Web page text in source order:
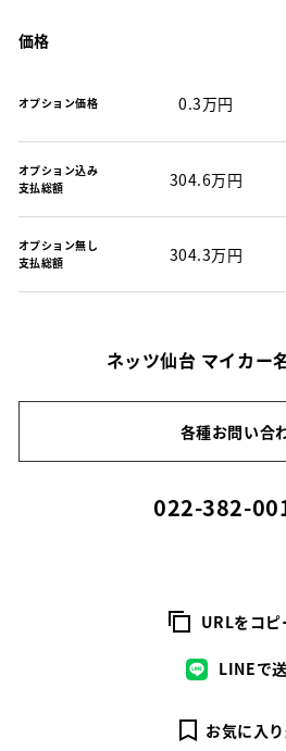
価格
オプション価格 0.3万円
オプション込み
支払総額
304.6万円
オプション無し
支払総額
304.3万円
ネッツ仙台 マイカー
各種お問い合
022-382-
URLをコピ
LINEで
お気に入